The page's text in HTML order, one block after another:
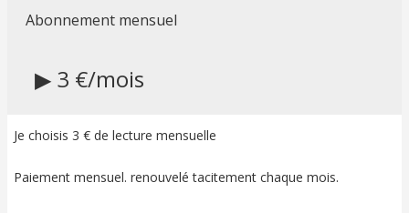
Abonnement mensuel
▶ 3 €/mois
Je choisis 3 € de lecture mensuelle
Paiement mensuel. renouvelé tacitement chaque mois.